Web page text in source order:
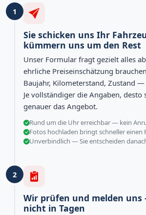
1
Sie schicken uns Ihr
kümmern uns um den Rest
Unser Formular fragt gezielt alles
ehrliche Preiseinschätzung
Baujahr, Kilometerstand, Zustand
Je vollständiger die Angaben, desto
genauer das Angebot.
Rund um die Uhr erreichbar — kein
Fotos hochladen bringt schneller einen
Unverbindlich — Sie entscheiden
2
Wir prüfen und melden
nicht in Tagen